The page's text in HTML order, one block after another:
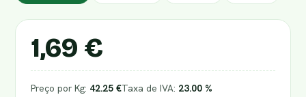
1,69 €
Preço por Kg: 42.25 €Taxa de IVA: 23.00 %